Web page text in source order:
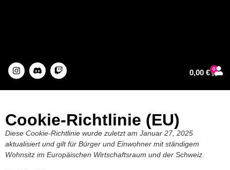
0,00 € 0
Cookie-Richtlinie (EU)
Diese Cookie-Richtlinie wurde zuletzt am Januar 27, 2025
aktualisiert und gilt für Bürger und Einwohner mit ständigem
Wohnsitz im Europäischen Wirtschaftsraum und der Schweiz.